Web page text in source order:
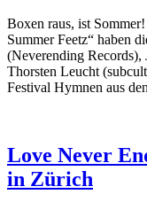
Boxen raus, ist
Summer Feetz“ haben
(Neverending
Thorsten Leucht
Festival Hymnen aus
Love Never
in Zürich